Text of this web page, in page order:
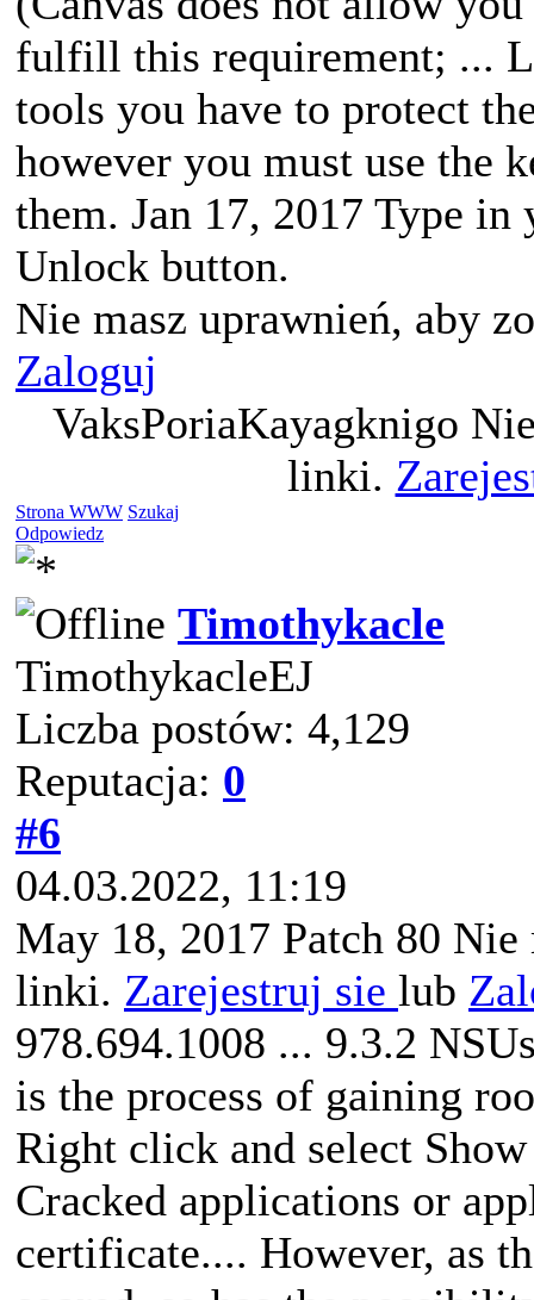
fulfill this requirement; ...
tools you have to protect
however you must use the
them. Jan 17, 2017 Type
Unlock button.
Nie masz uprawnień, aby
Zaloguj
VaksPoriaKayagknigo
linki.
Strona WWW Szukaj
Odpowiedz
Timothykacle
TimothykacleEJ
Liczba postów: 4,129
Reputacja: 0
#6
04.03.2022, 11:19
May 18, 2017 Patch 80
linki. Zarejestruj sie lub
978.694.1008 ... 9.3.2
is the process of gaining
Right click and select
Cracked applications or
certificate.... However, as